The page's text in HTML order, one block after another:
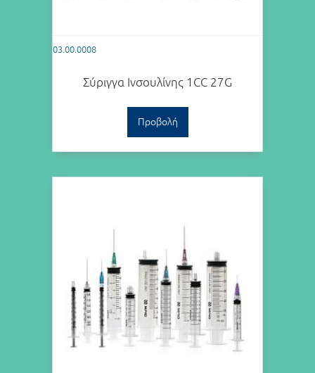
03.00.0008
Σύριγγα Ινσουλίνης 1CC 27G
Προβολή